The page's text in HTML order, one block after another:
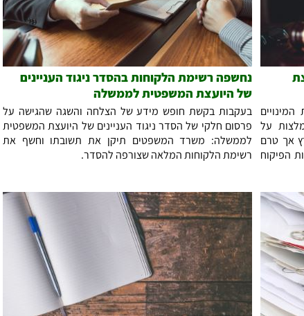
על
אך טרם
הפיקוח
נחשפה רשימת הלקוחות בהסדר ניגוד העניינים
של היועצת המשפטית לממשלה
בעקבות בקשת חופש מידע של הצלחה והשגה שהגישה על
פרסום חלקי של הסדר ניגוד העניינים של היועצת המשפטית
לממשלה: משרד המשפטים תיקן את תשובתו וחשף את
רשימת הלקוחות המלאה שצורפה להסדר.